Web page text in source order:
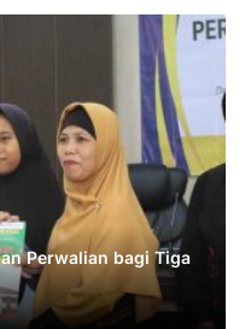
Perwalian bagi Tiga